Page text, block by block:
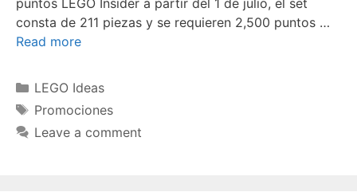
puntos LEGO Insider a partir del 1 de julio, el set
consta de 211 piezas y se requieren 2,500 puntos …
Read more
Categories
LEGO Ideas
Tags
Promociones
Leave a comment